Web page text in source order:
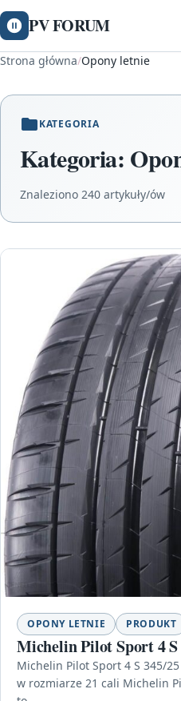
PV FORUM
Strona główna/Opony letnie
KATEGORIA
Kategoria:
Znaleziono 240 artykuły/ów
OPONY LETNIE PRODUKT
Michelin Pilot Sport 4 S
Michelin Pilot Sport 4 S 345/
w rozmiarze 21 cali Michelin